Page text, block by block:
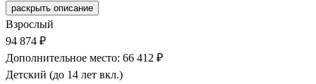
раскрыть описание
Взрослый
94 874 ₽
Дополнительное место: 66 412 ₽
Детский (до 14 лет вкл.)